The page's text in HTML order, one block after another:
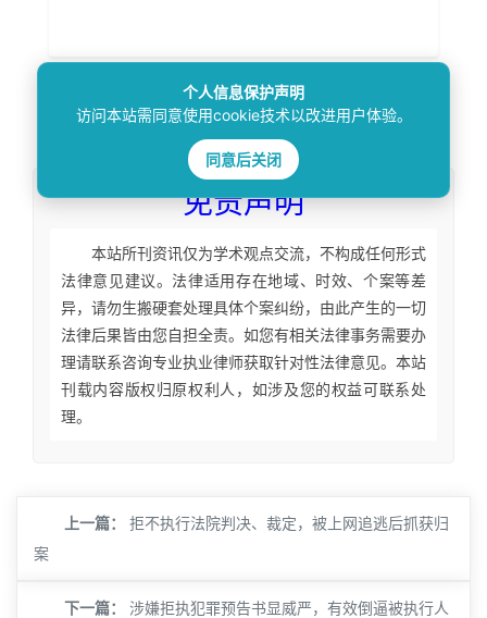
本文标签：
免责声明
本站所刊资讯仅为学术观点交流，不构成任何形式
法律意见建议。法律适用存在地域、时效、个案等差
异，请勿生搬硬套处理具体个案纠纷，由此产生的一切
法律后果皆由您自担全责。如您有相关法律事务需要办
理请联系咨询专业执业律师获取针对性法律意见。本站
刊载内容版权归原权利人，如涉及您的权益可联系处
理。
上一篇：
拒不执行法院判决、裁定，被上网追逃后抓获归
案
下一篇：
涉嫌拒执犯罪预告书显威严，有效倒逼被执行人
个人信息保护声明
访问本站需同意使用cookie技术以改进用户体验。
同意后关闭